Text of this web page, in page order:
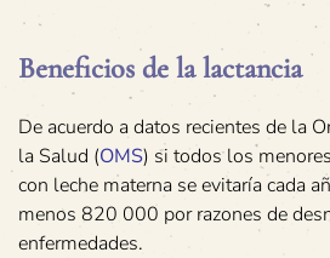
Beneficios de la lactancia
De acuerdo a datos recientes de la
la Salud (OMS) si todos los
con leche materna se evitaría cada
menos 820 000 por razones de
enfermedades.